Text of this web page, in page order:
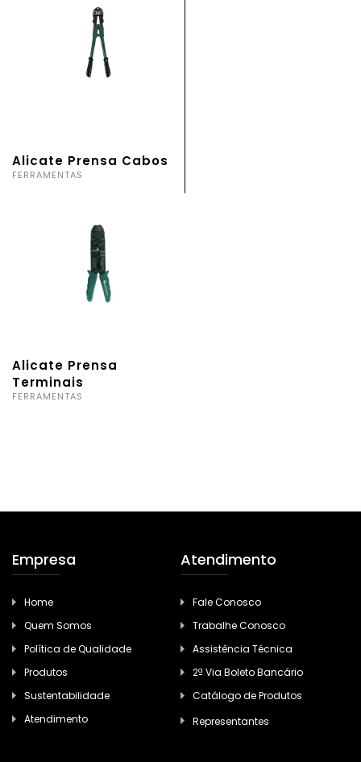
Alicate Prensa Cabos
FERRAMENTAS
Alicate Prensa
Terminais
FERRAMENTAS
Empresa
Home
Quem Somos
Política de Qualidade
Produtos
Sustentabilidade
Atendimento
Atendimento
Fale Conosco
Trabalhe Conosco
Assistência Técnica
2ª Via Boleto Bancário
Catálogo de Produtos
Representantes